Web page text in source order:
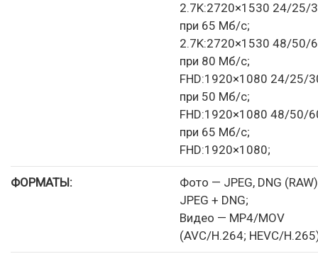
2.7K:2720×1530 24/25/
при 65 Мб/с;
2.7K:2720×1530 48/50/
при 80 Мб/с;
FHD:1920×1080 24/25/
при 50 Мб/с;
FHD:1920×1080 48/50/
при 65 Мб/с;
FHD:1920×1080;
ФОРМАТЫ:
Фото — JPEG, DNG
JPEG + DNG;
Видео — MP4/MOV
(AVC/H.264; HEVC/